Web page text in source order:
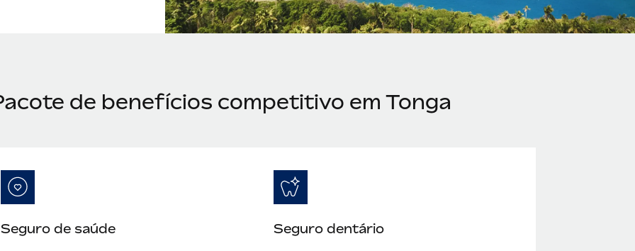
de benefícios competitivo em Tonga
Seguro de saúde Seguro dentário